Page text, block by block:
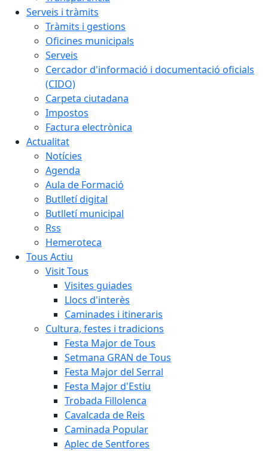
Serveis i tràmits
Tràmits i gestions
Oficines municipals
Serveis
Cercador d'informació i documentació oficials
(CIDO)
Carpeta ciutadana
Impostos
Factura electrònica
Actualitat
Notícies
Agenda
Aula de Formació
Butlletí digital
Butlletí municipal
Rss
Hemeroteca
Tous Actiu
Visit Tous
Visites guiades
Llocs d'interès
Caminades i itineraris
Cultura, festes i tradicions
Festa Major de Tous
Setmana GRAN de Tous
Festa Major del Serral
Festa Major d'Estiu
Trobada Fillolenca
Cavalcada de Reis
Caminada Popular
Aplec de Sentfores